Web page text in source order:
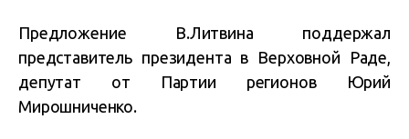
Предложение В.Литвина поддержал
представитель президента в Верховной Раде,
депутат от Партии регионов Юрий
Мирошниченко.